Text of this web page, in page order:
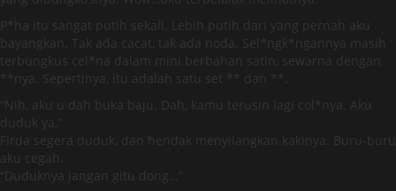
P*ha itu sangat putih sekali. Lebih putih dari yang pernah aku
bayangkan. Tak ada cacat, tak ada noda. Sel*ngk*ngannya masih
terbungkus cel*na dalam mini berbahan satin, sewarna dengan
**nya. Sepertinya, itu adalah satu set ** dan **.
“Nih, aku u dah buka baju. Dah, kamu terusin lagi col*nya. Aku
duduk ya.”
Firda segera duduk, dan hendak menyilangkan kakinya. Buru-buru
aku cegah.
“Duduknya jangan gitu dong…”